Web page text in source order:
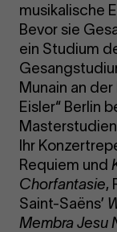
musikalische
Bevor sie
ein Studium
Munain an
Eisler“ Berlin
Ihr
Requiem und
Chorfantasie,
Saint-Saëns’
Membra Jesu